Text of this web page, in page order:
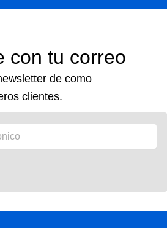
con tu correo
de como
clientes.